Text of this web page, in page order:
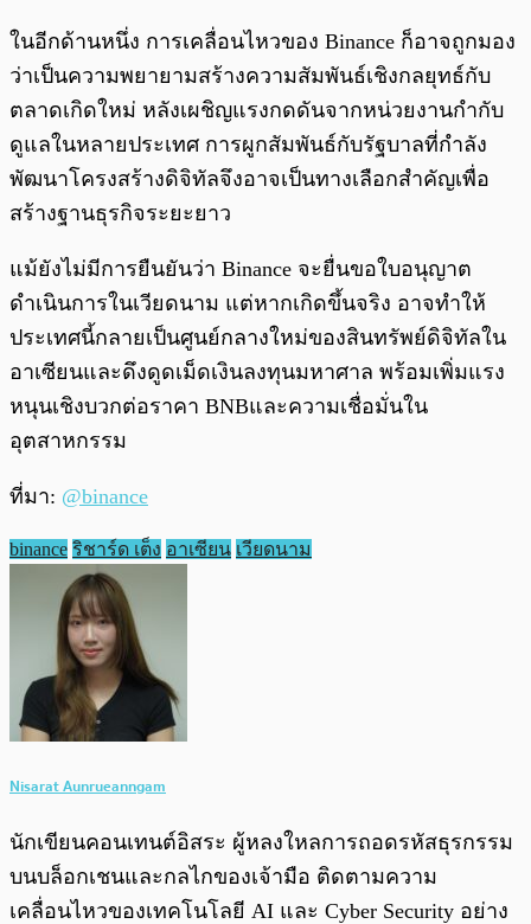
ในอีกด้านหนึ่ง การเคลื่อนไหวของ Binance ก็อาจถูกมอง
ว่าเป็นความพยายามสร้างความสัมพันธ์เชิงกลยุทธ์กับ
ตลาดเกิดใหม่ หลังเผชิญแรงกดดันจากหน่วยงานกำกับ
ดูแลในหลายประเทศ การผูกสัมพันธ์กับรัฐบาลที่กำลัง
พัฒนาโครงสร้างดิจิทัลจึงอาจเป็นทางเลือกสำคัญเพื่อ
สร้างฐานธุรกิจระยะยาว
แม้ยังไม่มีการยืนยันว่า Binance จะยื่นขอใบอนุญาต
ดำเนินการในเวียดนาม แต่หากเกิดขึ้นจริง อาจทำให้
ประเทศนี้กลายเป็นศูนย์กลางใหม่ของสินทรัพย์ดิจิทัลใน
อาเซียนและดึงดูดเม็ดเงินลงทุนมหาศาล พร้อมเพิ่มแรง
หนุนเชิงบวกต่อราคา BNBและความเชื่อมั่นใน
อุตสาหกรรม
ที่มา: @binance
binance ริชาร์ด เต็ง อาเซียน เวียดนาม
Nisarat Aunrueanngam
นักเขียนคอนเทนต์อิสระ ผู้หลงใหลการถอดรหัสธุรกรรม
บนบล็อกเชนและกลไกของเจ้ามือ ติดตามความ
เคลื่อนไหวของเทคโนโลยี AI และ Cyber Security อย่าง